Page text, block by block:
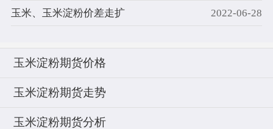
玉米、玉米淀粉价差走扩 2022-06-28
玉米淀粉期货价格
玉米淀粉期货走势
玉米淀粉期货分析